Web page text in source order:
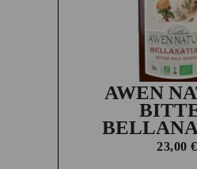
AWEN
23,00€